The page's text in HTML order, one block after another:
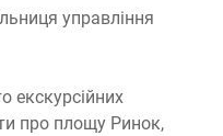
управління
екскурсійних
про площу Ринок,